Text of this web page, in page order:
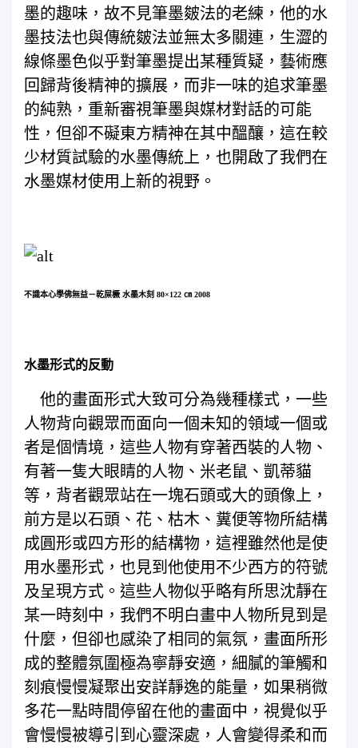
墨的趣味，故不見筆墨皴法的老練，他的水
墨技法也與傳統皴法並無太多關連，生澀的
線條墨色似乎對筆墨提出某種質疑，藝術應
回歸背後精神的擴展，而非一味的追求筆墨
的純熟，重新審視筆墨與媒材對話的可能
性，但卻不礙東方精神在其中醞釀，這在較
少材質試驗的水墨傳統上，也開啟了我們在
水墨媒材使用上新的視野。
不識本心學佛無益－乾屎橛 水墨木刻 80×122 ㎝ 2008
水墨形式的反動
他的畫面形式大致可分為幾種樣式，一些
人物背向觀眾而面向一個未知的領域一個或
者是個情境，這些人物有穿著西裝的人物、
有著一隻大眼睛的人物、米老鼠、凱蒂貓
等，背者觀眾站在一塊石頭或大的頭像上，
前方是以石頭、花、枯木、糞便等物所結構
成圓形或四方形的結構物，這裡雖然他是使
用水墨形式，也見到他使用不少西方的符號
及呈現方式。這些人物似乎略有所思沈靜在
某一時刻中，我們不明白畫中人物所見到是
什麼，但卻也感染了相同的氣氛，畫面所形
成的整體氛圍極為寧靜安適，細膩的筆觸和
刻痕慢慢凝聚出安詳靜逸的能量，如果稍微
多花一點時間停留在他的畫面中，視覺似乎
會慢慢被導引到心靈深處，人會變得柔和而